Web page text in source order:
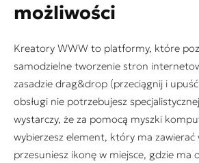
możliwości
Kreatory WWW to platformy, które
samodzielne tworzenie stron
zasadzie drag&drop (przeciągnij i
obsługi nie potrzebujesz
wystarczy, że za pomocą myszki
wybierzesz element, który ma zawierać
przesuniesz ikonę w miejsce, gdzie ma